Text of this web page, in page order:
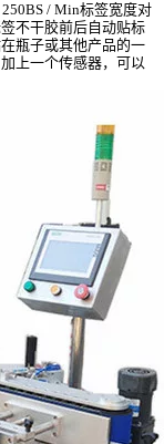
/ Min标签宽度对
不干胶前后自动贴标
瓶子或其他产品的一
上一个传感器，可以